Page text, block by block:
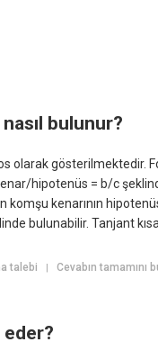
bulunur?
olarak gösterilmektedir.
hipotenüs = b/c
komşu kenarının
bulunabilir. Tanjant
talebi |Cevabın tamamını
eder?